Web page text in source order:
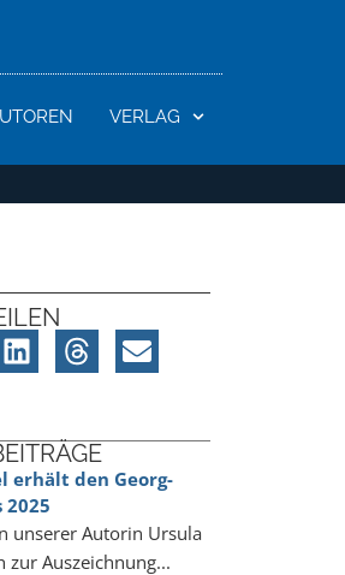
VERLAG
erhält den Georg-
2025
unserer Autorin Ursula
zur Auszeichnung...